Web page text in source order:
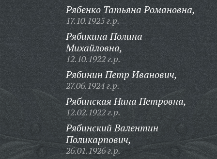
Рябенко Татьяна Романовна,
17.10.1925 г.р.
Рябикина Полина
Михайловна,
12.10.1922 г.р.
Рябинин Петр Иванович,
27.06.1924 г.р.
Рябинская Нина Петровна,
12.02.1922 г.р.
Рябинский Валентин
Поликарпович,
26.01.1926 г.р.